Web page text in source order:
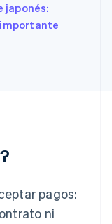
japonés:
pagos:
ni